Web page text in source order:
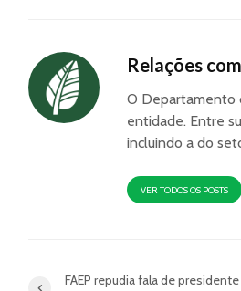
Relações
O Departamento
entidade. Entre
incluindo a do
VER TODOS OS POSTS
FAEP repudia fala de